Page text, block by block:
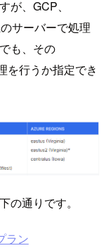
が、GCP、
サーバーで処理
も、その
を行うか指定でき
の通りです。
ラン